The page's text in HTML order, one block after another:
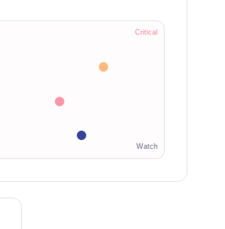
Critical
Watch